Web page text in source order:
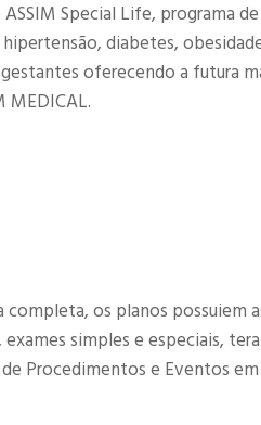
Special Life, programa
diabetes,
oferecendo a futura
MEDICAL.
os planos possuiem
simples e especiais,
Procedimentos e Eventos